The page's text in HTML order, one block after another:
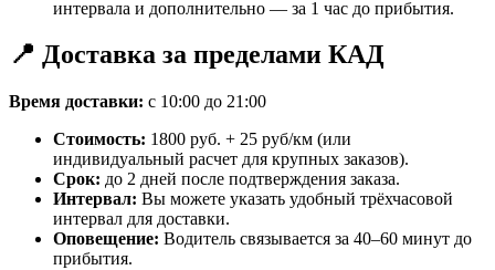
интервала и дополнительно — за 1 час до прибытия.
📍 Доставка за пределами КАД
Время доставки: с 10:00 до 21:00
Стоимость: 1800 руб. + 25 руб/км (или
индивидуальный расчет для крупных заказов).
Срок: до 2 дней после подтверждения заказа.
Интервал: Вы можете указать удобный трёхчасовой
интервал для доставки.
Оповещение: Водитель связывается за 40–60 минут до
прибытия.